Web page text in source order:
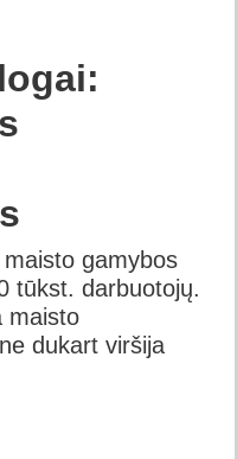
gamybos
tūkst. darbuotojų.
maisto
dukart viršija